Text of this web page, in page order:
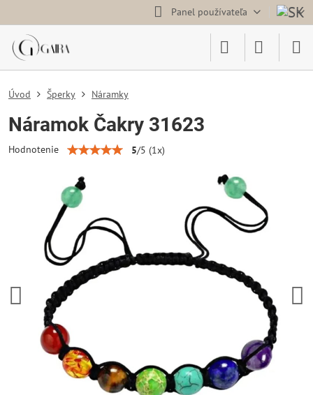
Panel používateľa
Úvod Šperky Náramky
Náramok Čakry 31623
Hodnotenie 5/5 (1x)